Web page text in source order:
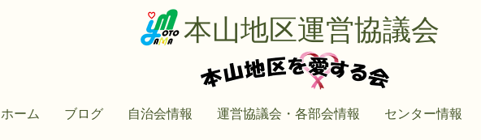
本山地区運営協議会
ホーム ブログ 自治会情報 運営協議会・各部会情報 センター情報